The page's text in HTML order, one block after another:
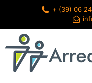
+ (39) 06